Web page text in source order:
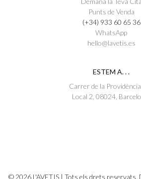
Punts de Venda
(+34) 933 60 65 36
WhatsApp
hello@lavetis.es
ESTEM A. . .
Carrer de la
Local 2, 08024,
© 2026 L'AVETIS | Tots els drets reservats.